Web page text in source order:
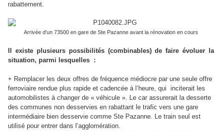
rabattement.
Arrivée d'un 73500 en gare de Ste Pazanne avant la rénovation en cours
Il existe plusieurs possibilités (combinables) de faire évoluer la
situation, parmi lesquelles :
+ Remplacer les deux offres de fréquence médiocre par une seule offre
ferroviaire rendue plus rapide et cadencée à l’heure, qui inciterait les
automobilistes à changer de « véhicule ». Le car assurerait la desserte
des communes non desservies en rabattant le trafic vers une gare
intermédiaire bien desservie comme Ste Pazanne. Le train seul est
utilisé pour entrer dans l’agglomération.